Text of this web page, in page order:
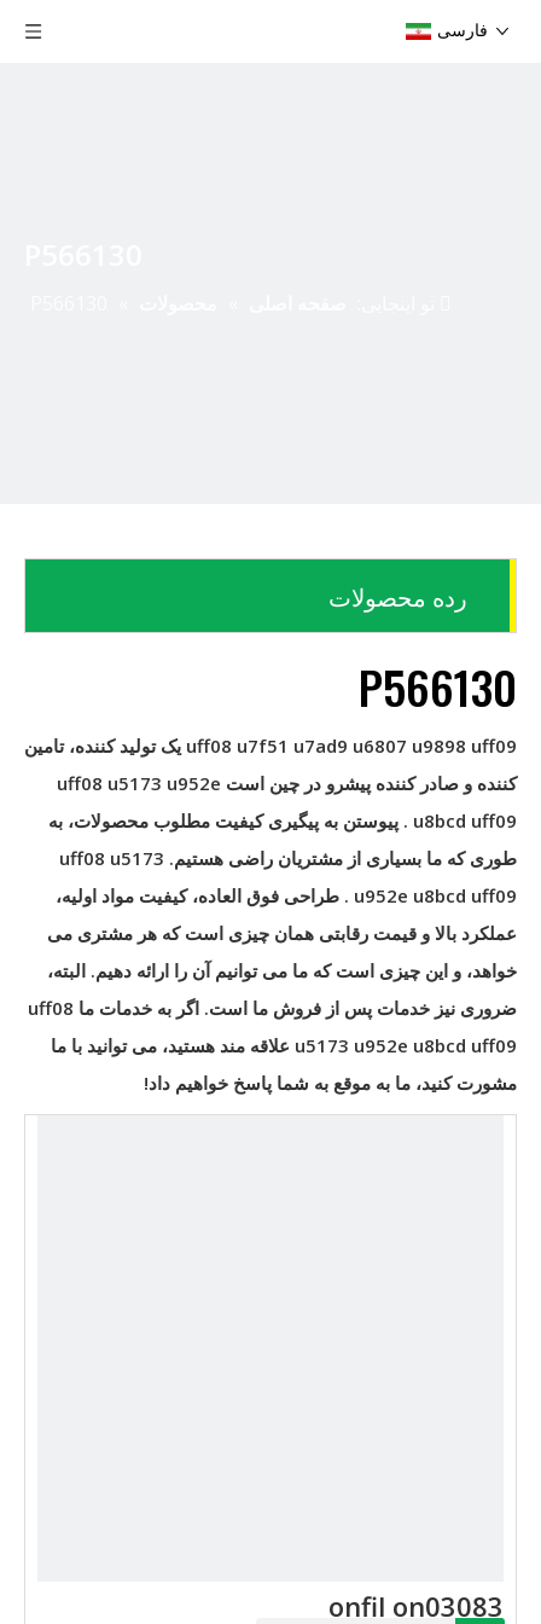
فارسی
رده محصولات
P566130
uff08 u7f51 u7ad9 u6807 u9898 uff09 یک تولید کننده، تامین
کننده و صادر کننده پیشرو در چین است uff08 u5173 u952e
u8bcd uff09 . پیوستن به پیگیری کیفیت مطلوب محصولات، به
طوری که ما بسیاری از مشتریان راضی هستیم. uff08 u5173
u952e u8bcd uff09 . طراحی فوق العاده، کیفیت مواد اولیه،
عملکرد بالا و قیمت رقابتی همان چیزی است که هر مشتری می
خواهد، و این چیزی است که ما می توانیم آن را ارائه دهیم. البته،
ضروری نیز خدمات پس از فروش ما است. اگر به خدمات ما uff08
u5173 u952e u8bcd uff09 علاقه مند هستید، می توانید با ما
مشورت کنید، ما به موقع به شما پاسخ خواهیم داد!
onfil on03083